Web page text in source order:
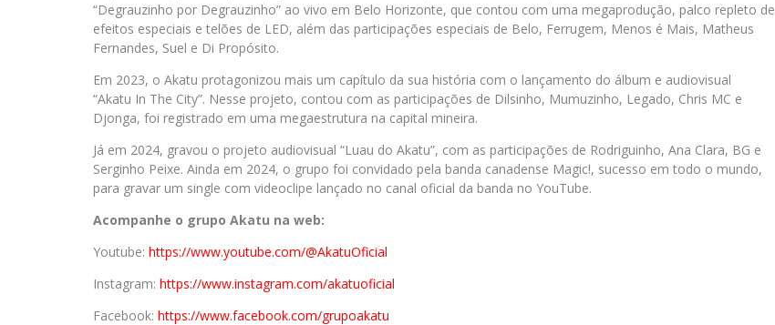
“Degrauzinho por Degrauzinho” ao vivo em Belo Horizonte, que contou com uma megaprodução, palco repleto de
efeitos especiais e telões de LED, além das participações especiais de Belo, Ferrugem, Menos é Mais, Matheus
Fernandes, Suel e Di Propósito.
Em 2023, o Akatu protagonizou mais um capítulo da sua história com o lançamento do álbum e audiovisual
“Akatu In The City”. Nesse projeto, contou com as participações de Dilsinho, Mumuzinho, Legado, Chris MC e
Djonga, foi registrado em uma megaestrutura na capital mineira.
Já em 2024, gravou o projeto audiovisual “Luau do Akatu”, com as participações de Rodriguinho, Ana Clara, BG e
Serginho Peixe. Ainda em 2024, o grupo foi convidado pela banda canadense Magic!, sucesso em todo o mundo,
para gravar um single com videoclipe lançado no canal oficial da banda no YouTube.
Acompanhe o grupo Akatu na web:
Youtube: https://www.youtube.com/@AkatuOficial
Instagram: https://www.instagram.com/akatuoficial
Facebook: https://www.facebook.com/grupoakatu